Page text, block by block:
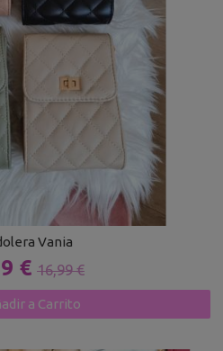
Vania
€ 16,99 €
a Carrito